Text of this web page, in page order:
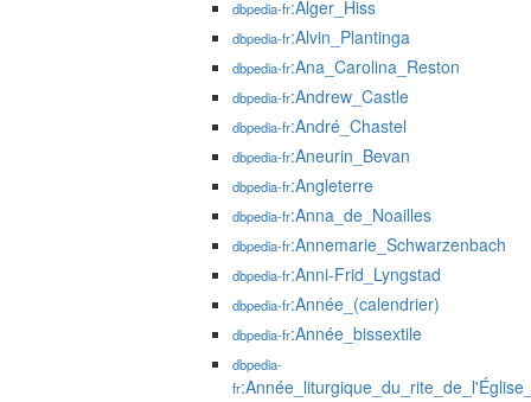
dbpedia-fr:Alger_Hiss
dbpedia-fr:Alvin_Plantinga
dbpedia-fr:Ana_Carolina_Reston
dbpedia-fr:Andrew_Castle
dbpedia-fr:André_Chastel
dbpedia-fr:Aneurin_Bevan
dbpedia-fr:Angleterre
dbpedia-fr:Anna_de_Noailles
dbpedia-fr:Annemarie_Schwarzenbach
dbpedia-fr:Anni-Frid_Lyngstad
dbpedia-fr:Année_(calendrier)
dbpedia-fr:Année_bissextile
dbpedia-
fr